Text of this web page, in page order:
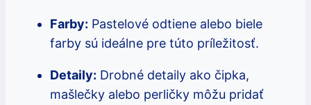
Farby: Pastelové odtiene alebo biele
farby sú ideálne pre túto príležitosť.
Detaily: Drobné detaily ako čipka,
mašlečky alebo perličky môžu pridať